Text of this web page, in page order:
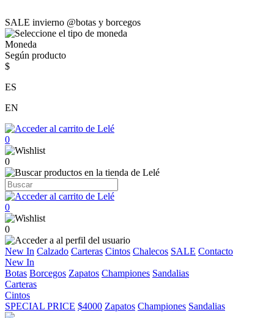
SALE invierno @botas y borcegos
Moneda
Según producto
$
ES
EN
0
0
0
0
New In Calzado Carteras Cintos Chalecos SALE Contacto
New In
Botas Borcegos Zapatos Championes Sandalias
Carteras
Cintos
SPECIAL PRICE $4000 Zapatos Championes Sandalias